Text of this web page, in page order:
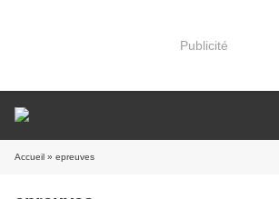
Publicité
Accueil » epreuves